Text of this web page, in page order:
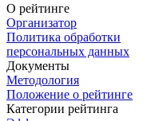
О рейтинге
Организатор
Политика обработки
персональных данных
Документы
Методология
Положение о рейтинге
Категории рейтинга